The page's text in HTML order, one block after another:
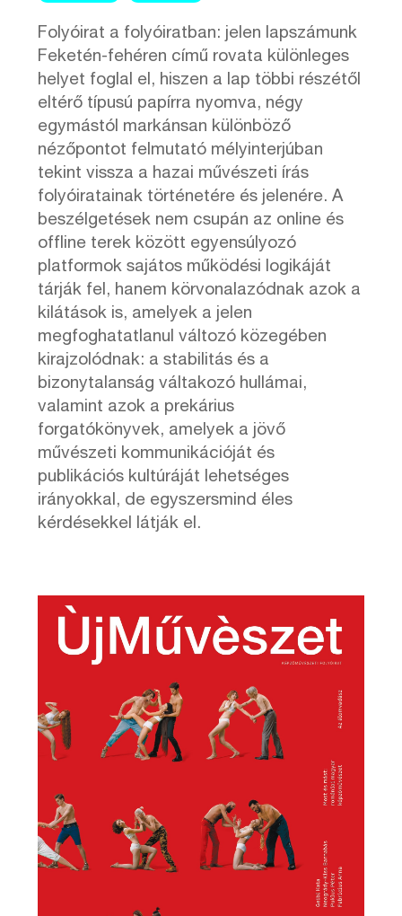
Folyóirat a folyóiratban: jelen lapszámunk
Feketén-fehéren című rovata különleges
helyet foglal el, hiszen a lap többi részétől
eltérő típusú papírra nyomva, négy
egymástól markánsan különböző
nézőpontot felmutató mélyinterjúban
tekint vissza a hazai művészeti írás
folyóiratainak történetére és jelenére. A
beszélgetések nem csupán az online és
offline terek között egyensúlyozó
platformok sajátos működési logikáját
tárják fel, hanem körvonalazódnak azok a
kilátások is, amelyek a jelen
megfoghatatlanul változó közegében
kirajzolódnak: a stabilitás és a
bizonytalanság váltakozó hullámai,
valamint azok a prekárius
forgatókönyvek, amelyek a jövő
művészeti kommunikációját és
publikációs kultúráját lehetséges
irányokkal, de egyszersmind éles
kérdésekkel látják el.